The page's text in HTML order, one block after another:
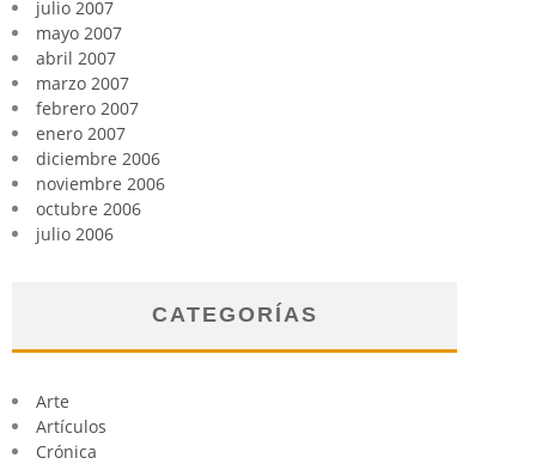
julio 2007
mayo 2007
abril 2007
marzo 2007
febrero 2007
enero 2007
diciembre 2006
noviembre 2006
octubre 2006
julio 2006
CATEGORÍAS
Arte
Artículos
Crónica